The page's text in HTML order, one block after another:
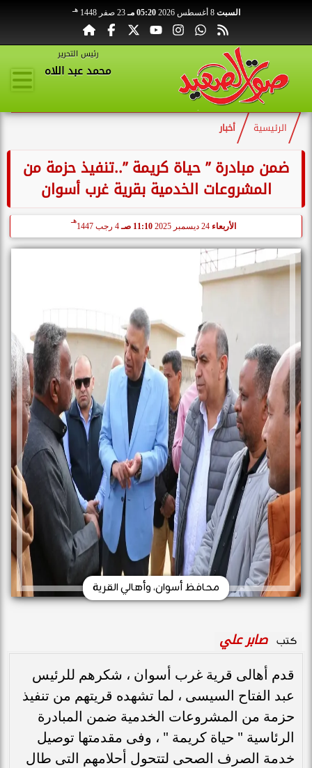
السبت 8 أغسطس 2026 05:20 مـ 23 صفر 1448 هـ
رئيس التحرير
محمد عبد اللاه
الرئيسية أخبار
ضمن مبادرة ” حياة كريمة ”..تنفيذ حزمة من
المشروعات الخدمية بقرية غرب أسوان
الأربعاء 24 ديسمبر 2025 11:10 صـ 4 رجب 1447
هـ
محافظ أسوان، وأهالي القرية
كتب صابر علي
قدم أهالى قرية غرب أسوان ، شكرهم للرئيس
عبد الفتاح السيسى ، لما تشهده قريتهم من تنفيذ
حزمة من المشروعات الخدمية ضمن المبادرة
الرئاسية " حياة كريمة " ، وفى مقدمتها توصيل
خدمة الصرف الصحى لتتحول أحلامهم التى طال